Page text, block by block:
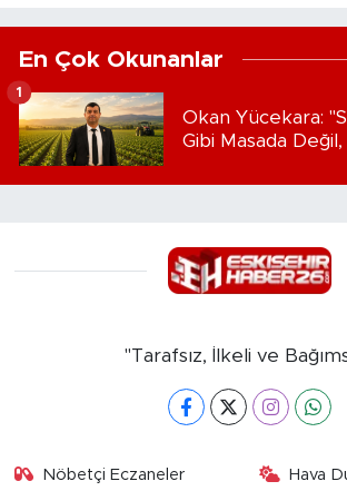
En Çok Okunanlar
Okan Yücekara:
Gibi Masada Değil,
1
"Tarafsız, İlkeli ve
Nöbetçi Eczaneler Hava